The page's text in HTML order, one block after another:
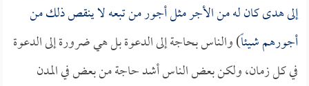
إلى هدى كان له من الأجر مثل أجور من تبعه لا ينقص ذلك من
أجورهم شيئاً) والناس بحاجة إلى الدعوة بل هي ضرورة إلى الدعوة
في كل زمان، ولكن بعض الناس أشد حاجة من بعض في المدن